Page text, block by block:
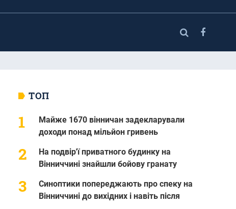
ТОП
Майже 1670 вінничан задекларували
доходи понад мільйон гривень
На подвір'ї приватного будинку на
Вінниччині знайшли бойову гранату
Синоптики попереджають про спеку на
Вінниччині до вихідних і навіть після